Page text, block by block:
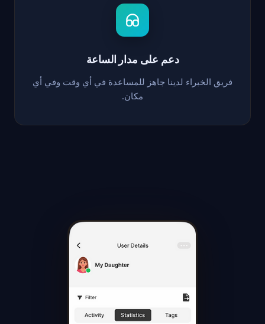
دعم على مدار الساعة
فريق الخبراء لدينا جاهز للمساعدة في أي وقت وفي أي
مكان.